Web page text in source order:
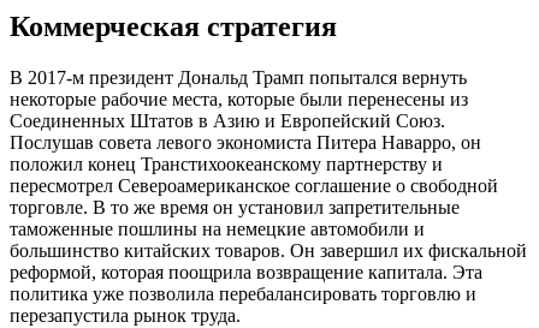
Коммерческая стратегия
В 2017-м президент Дональд Трамп попытался вернуть
некоторые рабочие места, которые были перенесены из
Соединенных Штатов в Азию и Европейский Союз.
Послушав совета левого экономиста Питера Наварро, он
положил конец Транстихоокеанскому партнерству и
пересмотрел Североамериканское соглашение о свободной
торговле. В то же время он установил запретительные
таможенные пошлины на немецкие автомобили и
большинство китайских товаров. Он завершил их фискальной
реформой, которая поощрила возвращение капитала. Эта
политика уже позволила перебалансировать торговлю и
перезапустила рынок труда.